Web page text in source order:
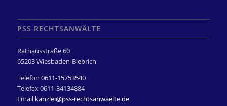
PSS RECHTSANWÄLTE
Rathausstraße 60
65203 Wiesbaden-Biebrich
Telefon 0611-15753540
Telefax 0611-34134884
Email kanzlei@pss-rechtsanwaelte.de